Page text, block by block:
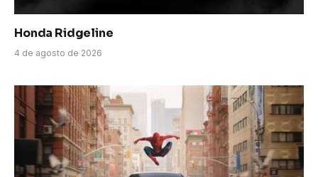
Honda Ridgeline
4 de agosto de 2026